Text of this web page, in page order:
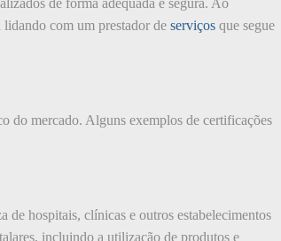
de forma adequada e segura. Ao
com um prestador de serviços que segue
do mercado. Alguns exemplos de certificações
de hospitais, clínicas e outros estabelecimentos
incluindo a utilização de produtos e